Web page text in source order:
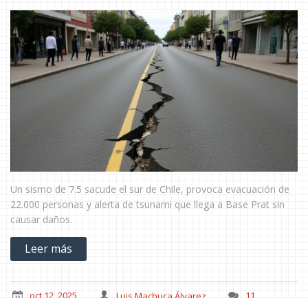
Un sismo de 7.5 sacude el sur de Chile, provoca evacuación de
22.000 personas y alerta de tsunami que llega a Base Prat sin
causar daños.
Leer más